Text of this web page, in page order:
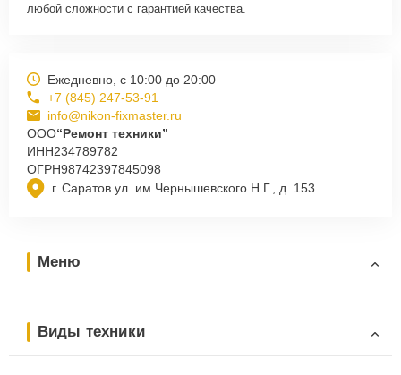
любой сложности с гарантией качества.
г. Саратов ул. им Чернышевского Н.Г., д. 153
Ежедневно, с 10:00 до 20:00
+7 (845) 247-53-91
info@nikon-fixmaster.ru
ООО“Ремонт техники”
ИНН234789782
ОГРН98742397845098
Меню
Виды техники